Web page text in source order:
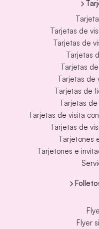
Tarjetas de
Tarjetas de
Tarjetas
Tarjetas
Tarjetas de
Tarjetas de
Tarjetas
Tarjetas de visita
Tarjetas de
Tarjetones
Tarjetones e
Flyer